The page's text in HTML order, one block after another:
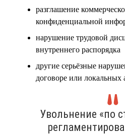
разглашение
конфиденциальной
нарушение трудовой
внутреннего распорядка
другие серьёзные
договоре или локальных
Увольнение «по